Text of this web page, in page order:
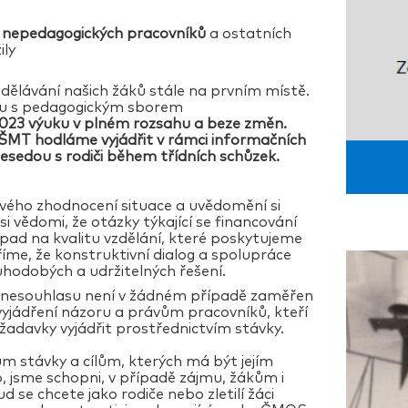
nepedagogických pracovníků a ostatních
našich žáků stále na prvním místě.
s pedagogickým sborem
výuku v plném rozsahu a beze změn.
hodláme vyjádřit v rámciinformačních
s rodiči během třídních schůzek.
zhodnocení situace a uvědomění si
vědomi, že otázky týkající se financování
na kvalitu vzdělání, které poskytujeme
že konstruktivní dialog a spolupráce
a udržitelných řešení.
není v žádném případě zaměřen
názoru a právům pracovníků, kteří
vyjádřit prostřednictvím stávky.
stávky a cílům, kterých má být jejím
schopni, v případě zájmu, žákům i
se chcete jako rodiče nebo zletilí žáci